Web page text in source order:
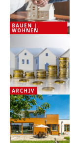
BAUEN |
WOHNEN
ARCHIV